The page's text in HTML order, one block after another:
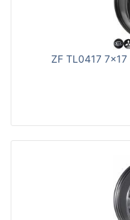
ZF TL0417 7x17